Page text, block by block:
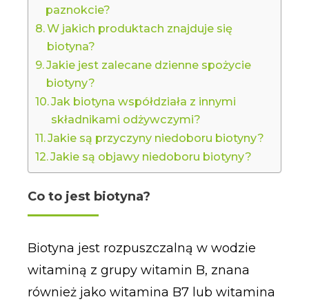
paznokcie?
W jakich produktach znajduje się
biotyna?
Jakie jest zalecane dzienne spożycie
biotyny?
Jak biotyna współdziała z innymi
składnikami odżywczymi?
Jakie są przyczyny niedoboru biotyny?
Jakie są objawy niedoboru biotyny?
Co to jest biotyna?
Biotyna jest rozpuszczalną w wodzie
witaminą z grupy witamin B, znana
również jako witamina B7 lub witamina